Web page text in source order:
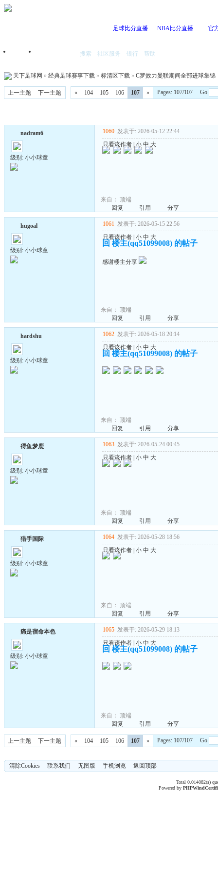
足球比分直播 NBA比分直播 官
首页 搜索 社区服务 银行 帮助
天下足球网 » 经典足球赛事下载 » 标清区下载 » C罗效力曼联期间全部进球集锦
上一主题 下一主题 « 104 105 106 107 » Pages: 107/107 Go
nadram6
级别: 小小球童
1060 发表于: 2026-05-12 22:44
只看该作者 |小 中 大
来自： 顶端
回复
引用 分享
hugoal
级别: 小小球童
1061 发表于: 2026-05-15 22:56
只看该作者 小 中 大
回 楼主(qq51099008) 的帖子
感谢楼主分享
来自： 顶端
回复
引用 分享
hardshu
级别: 小小球童
1062 发表于: 2026-05-18 20:14
只看该作者 小 中 大
回 楼主(qq51099008) 的帖子
来自： 顶端
回复
引用 分享
得鱼梦鹿
级别: 小小球童
1063 发表于: 2026-05-24 00:45
只看该作者 小 中 大
来自： 顶端
回复
引用 分享
猎手国际
级别: 小小球童
1064 发表于: 2026-05-28 18:56
只看该作者 小 中 大
来自： 顶端
回复
引用 分享
痛是宿命本色
级别: 小小球童
1065 发表于: 2026-05-29 18:13
只看该作者 小 中 大
回 楼主(qq51099008) 的帖子
来自： 顶端
回复
引用 分享
上一主题 下一主题 « 104 105 106 107 » Pages: 107/107 Go
清除Cookies 联系我们 无图版 手机浏览 返回顶部
Total 0.014082(s)
Powered byPHPWind